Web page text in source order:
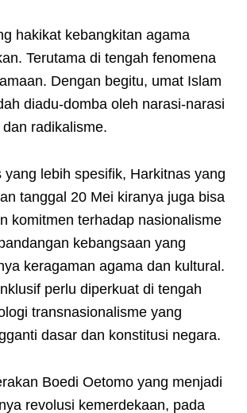
hakikat kebangkitan agama
Terutama di tengah fenomena
Dengan begitu, umat Islam
diadu-domba oleh narasi-narasi
radikalisme.
yang lebih spesifik, Harkitnas yang
tanggal 20 Mei kiranya juga bisa
komitmen terhadap nasionalisme
kebangsaan yang
keragaman agama dan kultural.
perlu diperkuat di tengah
transnasionalisme yang
dasar dan konstitusi negara.
Boedi Oetomo yang menjadi
revolusi kemerdekaan, pada